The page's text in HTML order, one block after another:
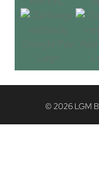
© 2026 LGM